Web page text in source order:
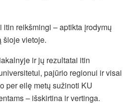
itin reikšmingi – aptikta įrodymų
šioje vietoje.
ir jų rezultatai itin
pajūrio regionui ir visai
per eilę metų sužinoti KU
– išskirtina ir vertinga.